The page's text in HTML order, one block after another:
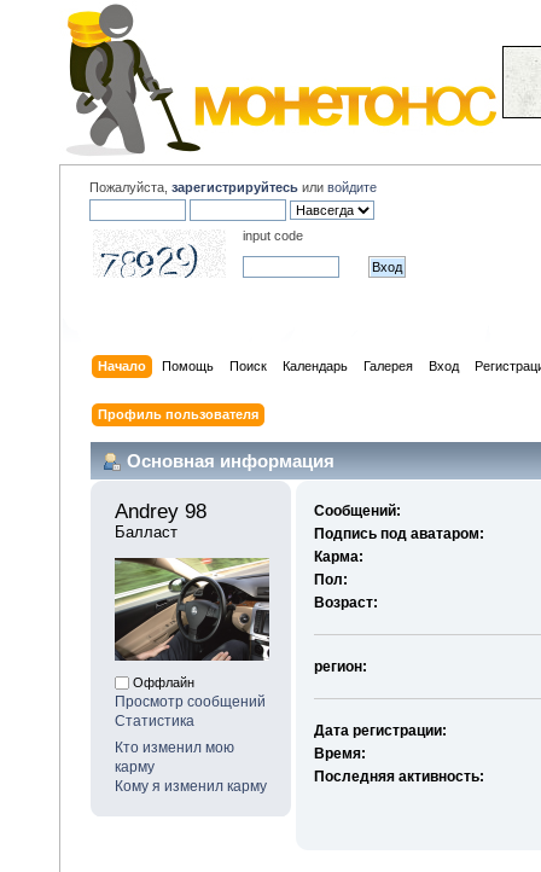
Пожалуйста, зарегистрируйтесь или войдите
input code
Начало Помощь Поиск Календарь Галерея Вход
Профиль пользователя
Основная информация
Andrey 98
Балласт
Оффлайн
Просмотр сообщений
Статистика
Кто изменил мою
карму
Кому я изменил карму
Сообщений:
Подпись под аватаром:
Карма:
Пол:
Возраст:
регион:
Дата регистрации:
Время:
Последняя активность: